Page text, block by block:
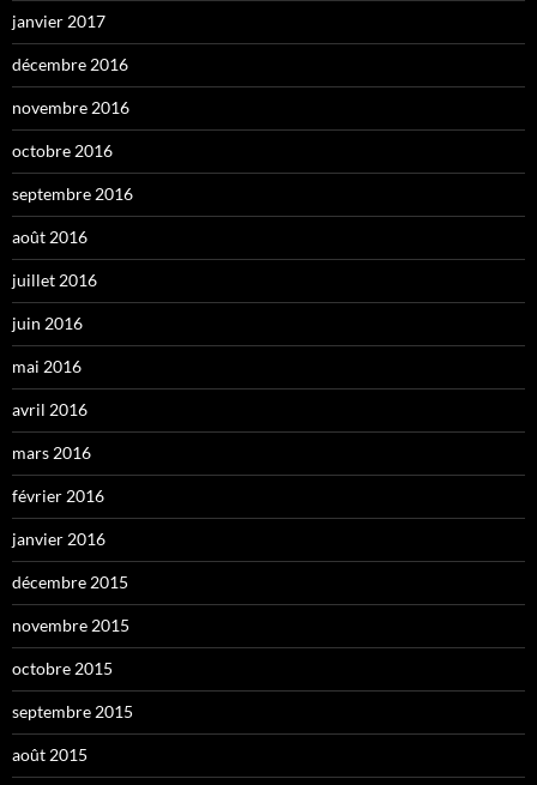
janvier 2017
décembre 2016
novembre 2016
octobre 2016
septembre 2016
août 2016
juillet 2016
juin 2016
mai 2016
avril 2016
mars 2016
février 2016
janvier 2016
décembre 2015
novembre 2015
octobre 2015
septembre 2015
août 2015